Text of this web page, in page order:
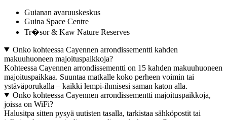
Guianan avaruuskeskus
Guina Space Centre
Tr�sor & Kaw Nature Reserves
Onko kohteessa Cayennen arrondissementti kahden
makuuhuoneen majoituspaikkoja?
Kohteessa Cayennen arrondissementti on 15 kahden makuuhuoneen
majoituspaikkaa. Suuntaa matkalle koko perheen voimin tai
ystäväporukalla – kaikki lempi-ihmisesi saman katon alla.
Onko kohteessa Cayennen arrondissementti majoituspaikkoja,
joissa on WiFi?
Halusitpa sitten pysyä uutisten tasalla, tarkistaa sähköpostit tai